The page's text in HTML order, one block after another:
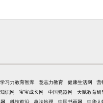
学习力教育智库 意志力教育 健康生活网 营
识网 宝宝成长网 中国瓷器网 天赋教育研
科技前沿 趣味地理 中国书画网 中华人